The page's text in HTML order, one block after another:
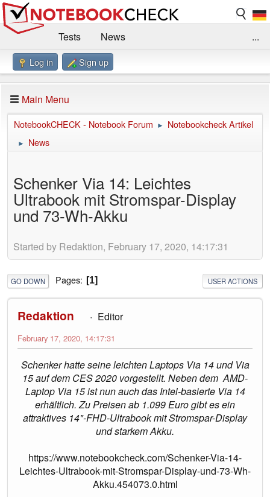
Tests
News
Benchmarks / Technik
Forum
Impressum
...
Log in Sign up
Main Menu
NotebookCHECK - Notebook Forum ► Notebookcheck Artikel
► News
Schenker Via 14: Leichtes
Ultrabook mit Stromspar-Display
und 73-Wh-Akku
Started by Redaktion, February 17, 2020, 14:17:31
GO DOWN Pages 1 USER ACTIONS
Redaktion Editor
February 17, 2020, 14:17:31
Schenker hatte seine leichten Laptops Via 14 und Via
15 auf dem CES 2020 vorgestellt. Neben dem AMD-
Laptop Via 15 ist nun auch das Intel-basierte Via 14
erhältlich. Zu Preisen ab 1.099 Euro gibt es ein
attraktives 14"-FHD-Ultrabook mit Stromspar-Display
und starkem Akku.
https://www.notebookcheck.com/Schenker-Via-14-
Leichtes-Ultrabook-mit-Stromspar-Display-und-73-Wh-
Akku.454073.0.html